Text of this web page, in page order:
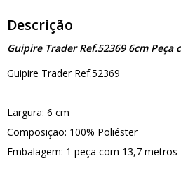
Descrição
Guipire Trader Ref.52369 6cm Peça
Guipire Trader Ref.52369
Largura: 6 cm
Composição: 100% Poliéster
Embalagem: 1 peça com 13,7 metros